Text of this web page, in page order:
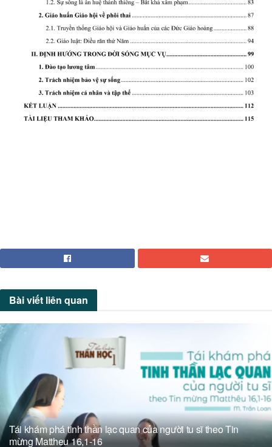
Bài viết liên quan
Tái khám phá tinh thần lạc quan của người tu sĩ theo Tin
mừng Mattheu 16,1-16